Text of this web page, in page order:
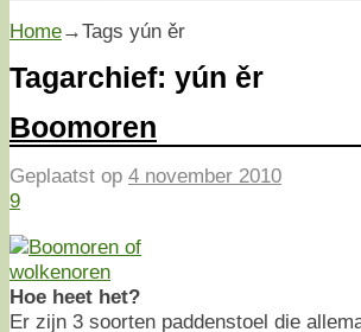
Home→Tags yún ěr
Tagarchief: yún ěr
Boomoren
Geplaatst op 4 november 2010
9
Hoe heet het?
Er zijn 3 soorten paddenstoel die